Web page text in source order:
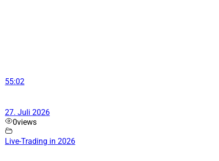
55:02
27. Juli 2026
0views
Live-Trading in 2026